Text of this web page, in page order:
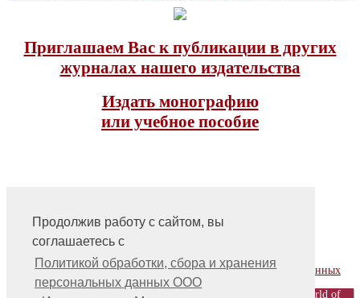
Продолжив работу с сайтом, вы
соглашаетесь с
Политикой обработки, сбора и хранения
персональных данных ООО
Приглашаем Вас к публикации в других
журналах нашего издательства
Издать монографию
или учебное пособие
На главную
Контакты, учредитель, редакция
Политика обработки, сбора и хранения персональных данных
© ООО «Издательство «Мир науки» \ «Publishing company «World of